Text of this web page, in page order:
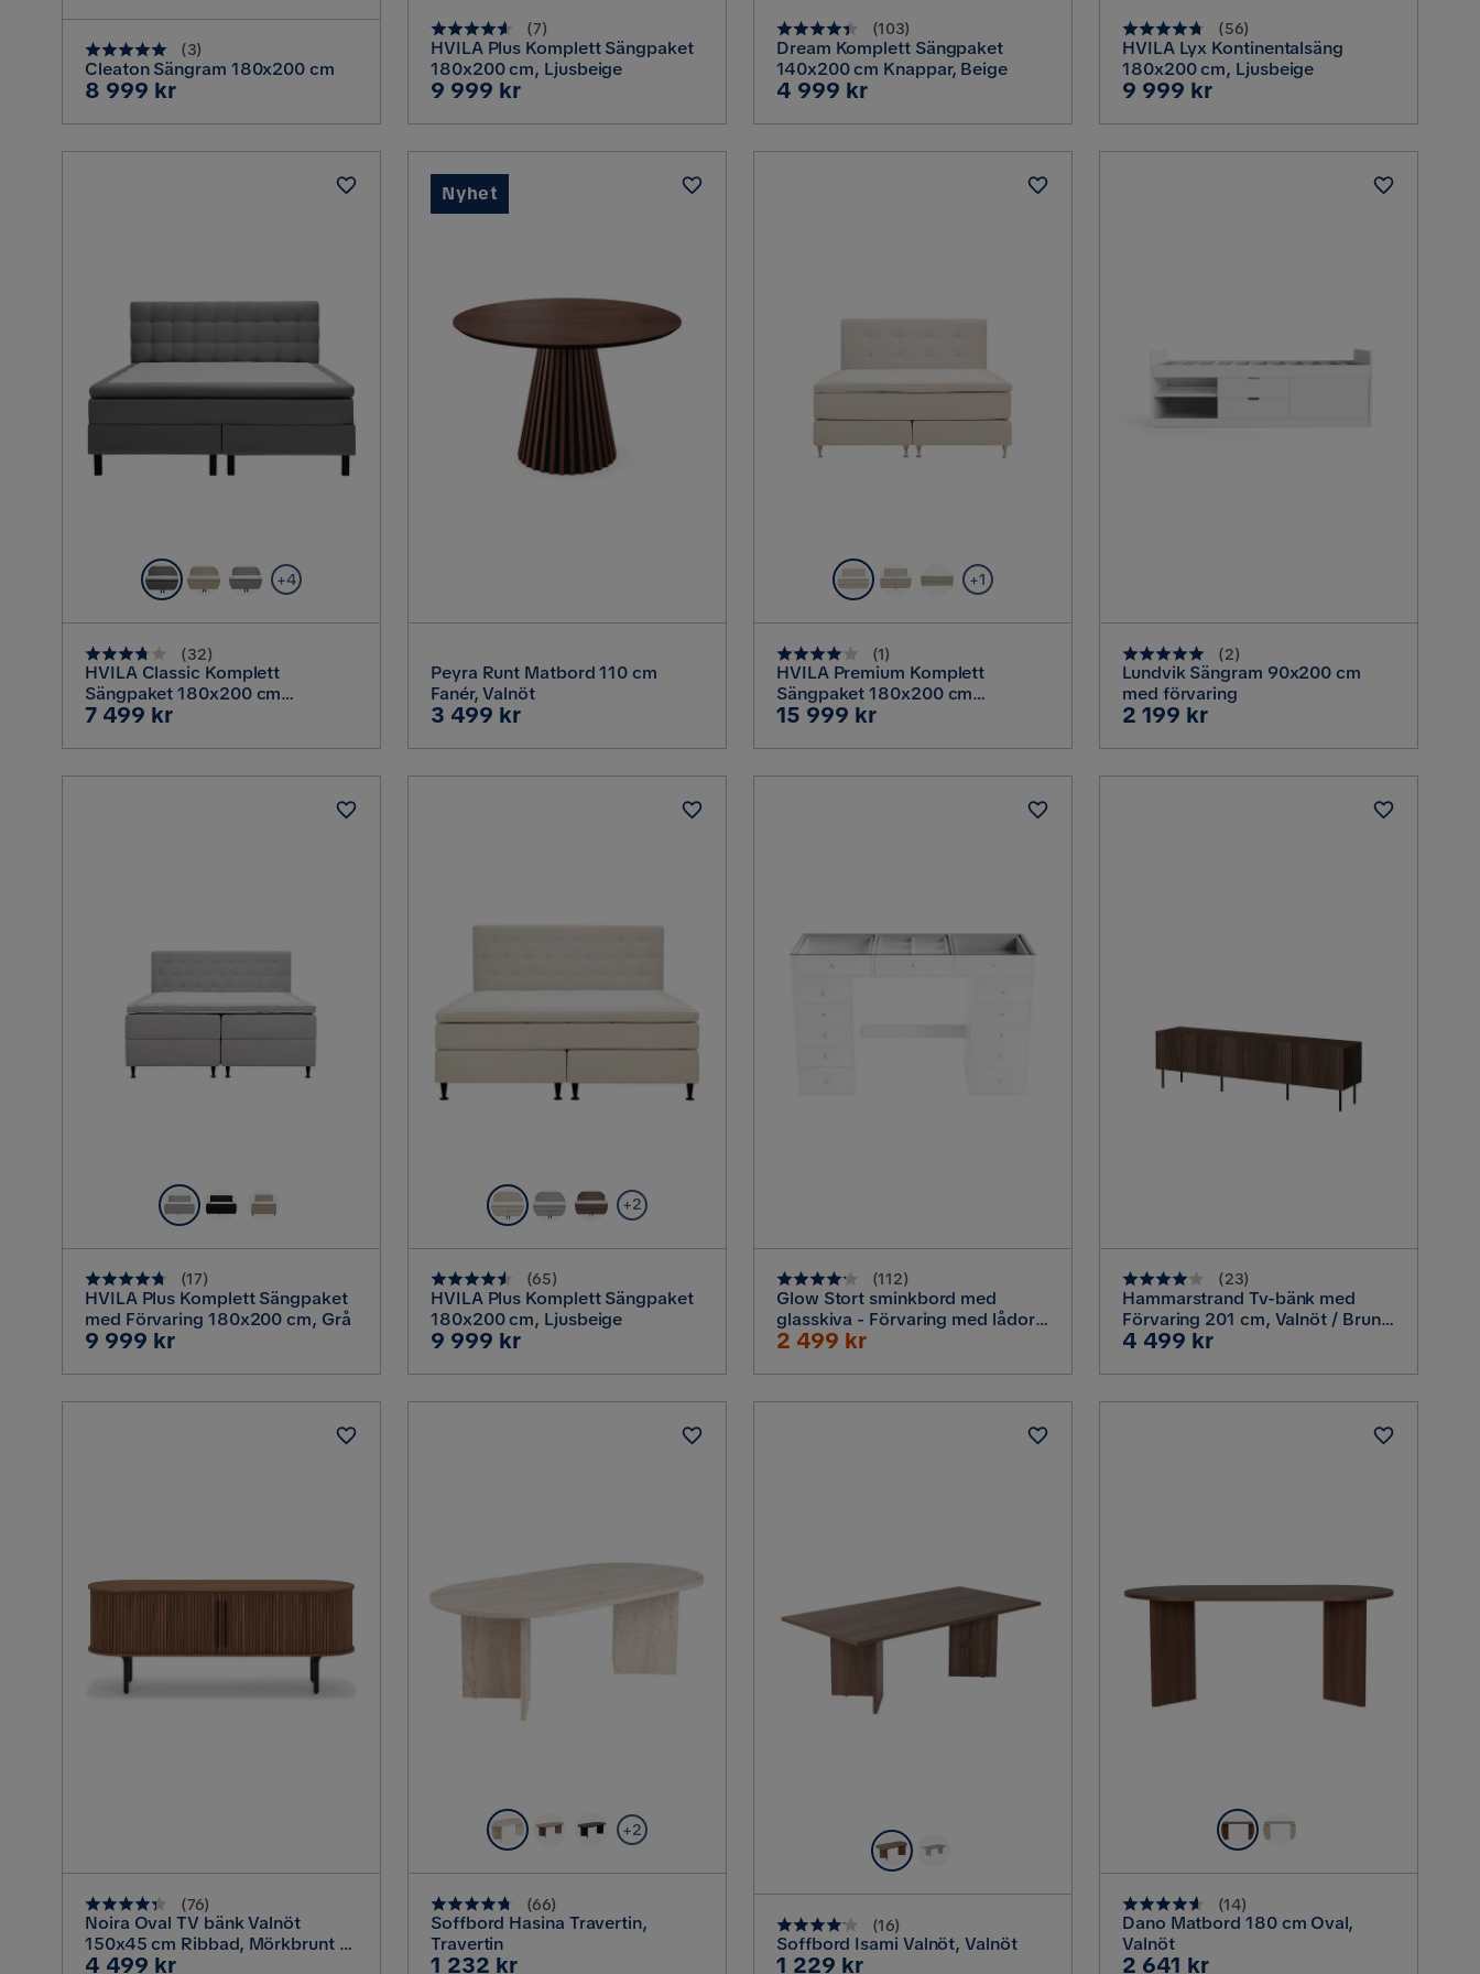
(3)
Cleaton Sängram 180x200 cm
Pris
8 999 kr
(7)
HVILA Plus Komplett Sängpaket
180x200 cm, Ljusbeige
Pris
9 999 kr
(103)
Dream Komplett Sängpaket
140x200 cm Knappar, Beige
Pris
4 999 kr
(56)
HVILA Lyx Kontinentalsäng
180x200 cm, Ljusbeige
Pris
9 999 kr
+4
(32)
HVILA Classic Komplett
Sängpaket 180x200 cm
Kontinentalsäng med rutad
Pris
7 499 kr
Peyra Runt Matbord 110 cm
Fanér, Valnöt
Pris
3 499 kr
Nyhet
+1
(1)
HVILA Premium Komplett
Sängpaket 180x200 cm
Kontinentalsäng med Sänggavel,
Pris
15 999 kr
(2)
Lundvik Sängram 90x200 cm
med förvaring
Pris
2 199 kr
(17)
HVILA Plus Komplett Sängpaket
med Förvaring 180x200 cm, Grå
Pris
9 999 kr
+2
(65)
HVILA Plus Komplett Sängpaket
180x200 cm, Ljusbeige
Pris
9 999 kr
(112)
Glow Stort sminkbord med
glasskiva - Förvaring med lådor
och fack 120 cm, Vit
Rabatterat
2 499 kr
(23)
Hammarstrand Tv-bänk med
Förvaring 201 cm, Valnöt / Brun /
Ribbad
Pris
4 499 kr
(76)
Noira Oval TV bänk Valnöt
150x45 cm Ribbad, Mörkbrunt /
Brunt Trä
Pris
4 499 kr
+2
(66)
Soffbord Hasina Travertin,
Travertin
Pris
1 232 kr
(16)
Soffbord Isami Valnöt, Valnöt
Pris
1 229 kr
(14)
Dano Matbord 180 cm Oval,
Valnöt
Pris
2 641 kr